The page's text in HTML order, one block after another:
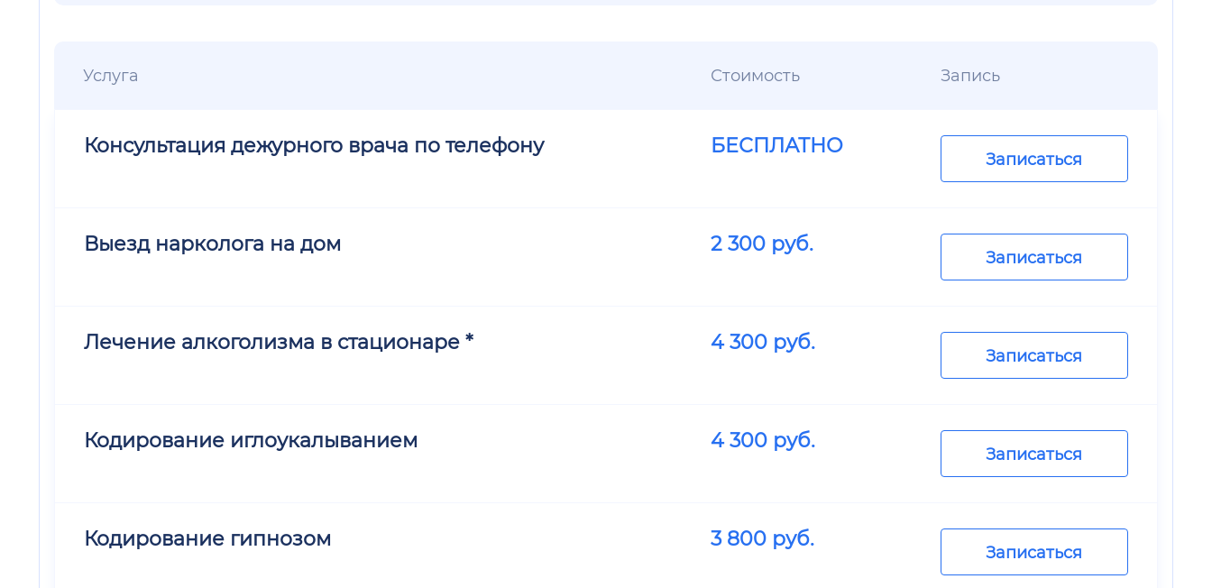
Услуга Стоимость Запись
Консультация дежурного врача по телефону БЕСПЛАТНО
Записаться
Выезд нарколога на дом 2 300руб.
Записаться
Лечение алкоголизма в стационаре * 4 300руб.
Записаться
Кодирование иглоукалыванием 4 300руб.
Записаться
Кодирование гипнозом 3 800руб.
Записаться